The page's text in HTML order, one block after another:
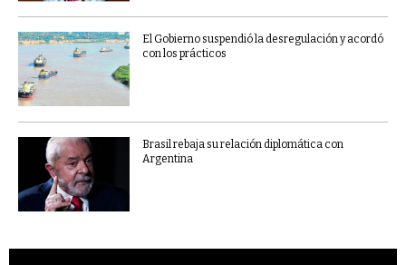
El Gobierno suspendió la desregulación y acordó
con los prácticos
Brasil rebaja su relación diplomática con
Argentina